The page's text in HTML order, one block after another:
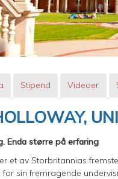
Stipend Videoer
Enda større på erfaring
et av Storbritannias
for sin fremragende